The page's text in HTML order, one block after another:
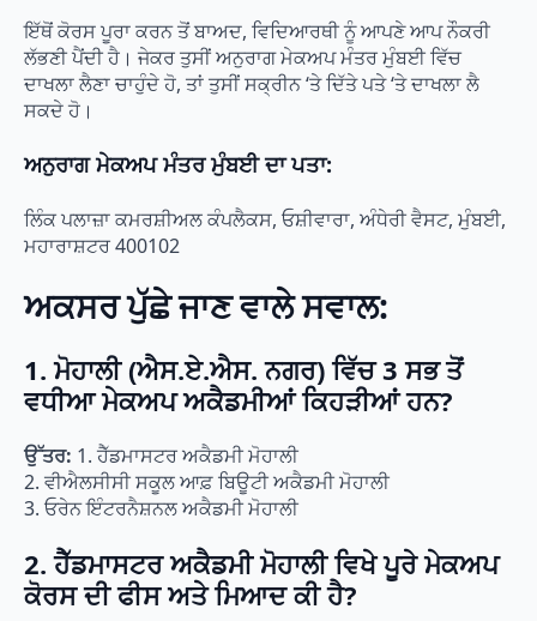
ਇੱਥੋਂ ਕੋਰਸ ਪੂਰਾ ਕਰਨ ਤੋਂ ਬਾਅਦ, ਵਿਦਿਆਰਥੀ ਨੂੰ ਆਪਣੇ ਆਪ ਨੌਕਰੀ
ਲੱਭਣੀ ਪੈਂਦੀ ਹੈ। ਜੇਕਰ ਤੁਸੀਂ ਅਨੁਰਾਗ ਮੇਕਅਪ ਮੰਤਰ ਮੁੰਬਈ ਵਿੱਚ
ਦਾਖਲਾ ਲੈਣਾ ਚਾਹੁੰਦੇ ਹੋ, ਤਾਂ ਤੁਸੀਂ ਸਕ੍ਰੀਨ ‘ਤੇ ਦਿੱਤੇ ਪਤੇ ‘ਤੇ ਦਾਖਲਾ ਲੈ
ਸਕਦੇ ਹੋ।
ਅਨੁਰਾਗ ਮੇਕਅਪ ਮੰਤਰ ਮੁੰਬਈ ਦਾ ਪਤਾ:
ਲਿੰਕ ਪਲਾਜ਼ਾ ਕਮਰਸ਼ੀਅਲ ਕੰਪਲੈਕਸ, ਓਸ਼ੀਵਾਰਾ, ਅੰਧੇਰੀ ਵੈਸਟ, ਮੁੰਬਈ,
ਮਹਾਰਾਸ਼ਟਰ 400102
ਅਕਸਰ ਪੁੱਛੇ ਜਾਣ ਵਾਲੇ ਸਵਾਲ:
1. ਮੋਹਾਲੀ (ਐਸ.ਏ.ਐਸ. ਨਗਰ) ਵਿੱਚ 3 ਸਭ ਤੋਂ
ਵਧੀਆ ਮੇਕਅਪ ਅਕੈਡਮੀਆਂ ਕਿਹੜੀਆਂ ਹਨ?
ਉੱਤਰ: 1. ਹੈੱਡਮਾਸਟਰ ਅਕੈਡਮੀ ਮੋਹਾਲੀ
2. ਵੀਐਲਸੀਸੀ ਸਕੂਲ ਆਫ਼ ਬਿਊਟੀ ਅਕੈਡਮੀ ਮੋਹਾਲੀ
3. ਓਰੇਨ ਇੰਟਰਨੈਸ਼ਨਲ ਅਕੈਡਮੀ ਮੋਹਾਲੀ
2. ਹੈੱਡਮਾਸਟਰ ਅਕੈਡਮੀ ਮੋਹਾਲੀ ਵਿਖੇ ਪੂਰੇ ਮੇਕਅਪ
ਕੋਰਸ ਦੀ ਫੀਸ ਅਤੇ ਮਿਆਦ ਕੀ ਹੈ?